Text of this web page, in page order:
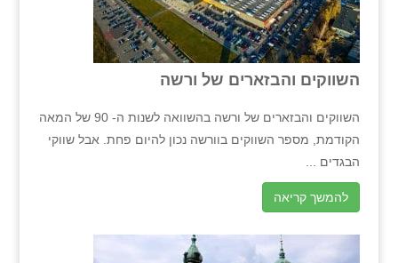
השווקים והבזארים של ורשה
השווקים והבזארים של ורשה בהשוואה לשנות ה- 90 של המאה
הקודמת, מספר השווקים בוורשה נכון להיום פחת. אבל שווקי
הבגדים ...
להמשך קריאה